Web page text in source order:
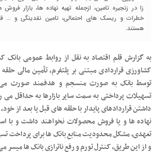
زا در زنجیره تامین، ازجمله تهیه نهاده ها، بازار
خطرات و ریسک های احتمالی، تامین نقدینگی و ...
هستند.
به گزارش قلم اقتصاد به نقل از روابط عمومی بانک
کشاورزی قراردادی مبتنی بر پلتفرم، تأمین مالی
توسط بانک به صورت منسجم و هدفمند صورت می
تسهیلات پرداختی به سمت سایر بازارها به حداقل می
داشتن قراردادهای پایدار با حلقه های قبل یا بعد از
نهاده ها و یا فروش محصولات نخواهند داشت و با
تعهدی، مشکل محدودیت منابع بانک ها برای پرداخت
و از این طریق، کنترل تورم و رفع ناترازی بانک ها میسر